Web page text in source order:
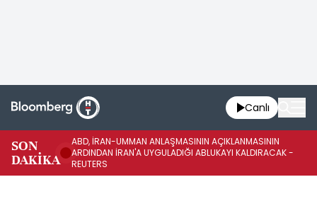
Canlı
SON
DAKİKA
ABD, İRAN-UMMAN ANLAŞMASININ AÇIKLANMASININ
ARDINDAN İRAN'A UYGULADIĞI ABLUKAYI KALDIRACAK -
REUTERS